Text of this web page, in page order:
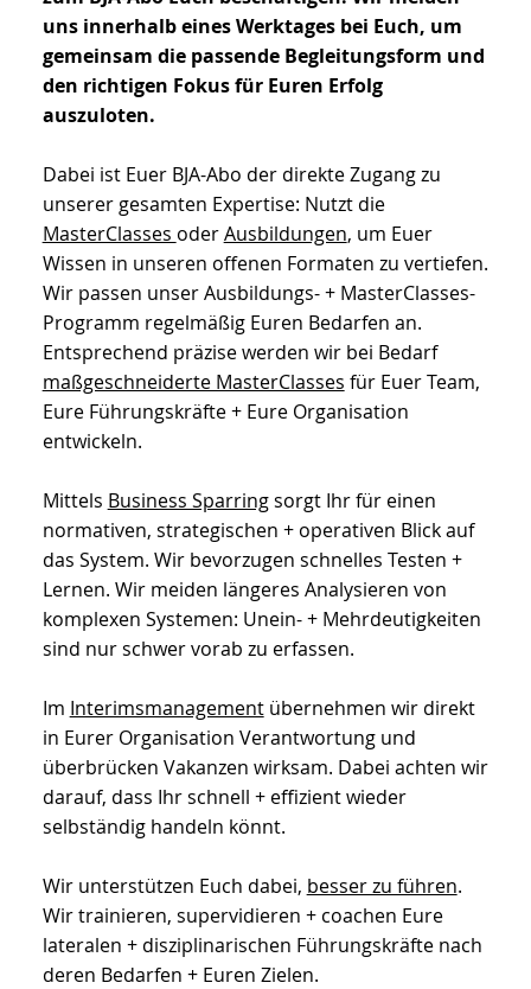
uns innerhalb eines Werktages bei Euch, um
gemeinsam die passende Begleitungsform und
den richtigen Fokus für Euren Erfolg
auszuloten.
Dabei ist Euer BJA-Abo der direkte Zugang zu
unserer gesamten Expertise: Nutzt die
MasterClasses oderAusbildungen, um Euer
Wissen in unseren offenen Formaten zu vertiefen.
Wir passen unser Ausbildungs- + MasterClasses-
Programm regelmäßig Euren Bedarfen an.
Entsprechend präzise werden wir bei Bedarf
maßgeschneiderte MasterClasses für Euer Team,
Eure Führungskräfte + Eure Organisation
entwickeln.
Mittels Business Sparringsorgt Ihr für einen
normativen, strategischen + operativen Blick auf
das System. Wir bevorzugen schnelles Testen +
Lernen. Wir meiden längeres Analysieren von
komplexen Systemen: Unein- + Mehrdeutigkeiten
sind nur schwer vorab zu erfassen.
Im Interimsmanagementübernehmen wir direkt
in Eurer Organisation Verantwortung und
überbrücken Vakanzen wirksam. Dabei achten wir
darauf, dass Ihr schnell + effizient wieder
selbständig handeln könnt.
Wir unterstützen Euch dabei, besser zu führen.
Wir trainieren, supervidieren + coachen Eure
lateralen + disziplinarischen Führungskräfte nach
deren Bedarfen + Euren Zielen.